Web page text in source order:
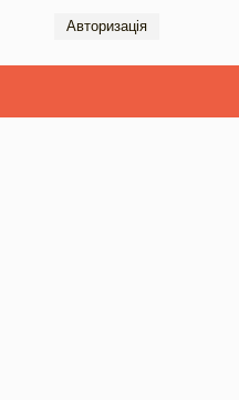
Авторизація